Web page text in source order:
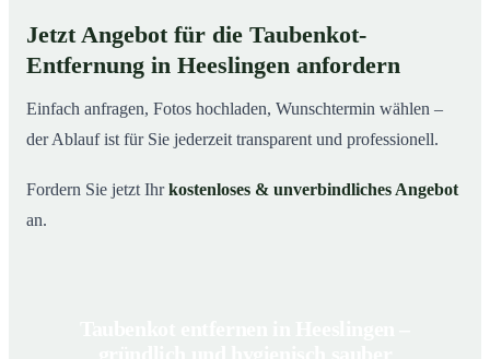
Jetzt Angebot für die Taubenkot-
Entfernung in Heeslingen anfordern
Einfach anfragen, Fotos hochladen, Wunschtermin wählen –
der Ablauf ist für Sie jederzeit transparent und professionell.
Fordern Sie jetzt Ihrkostenloses & unverbindliches Angebot
an.